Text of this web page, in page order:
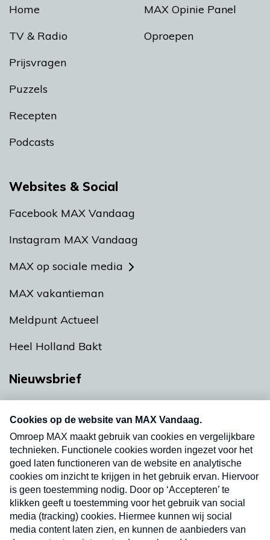
Home
TV & Radio
Prijsvragen
Puzzels
Recepten
Podcasts
MAX Opinie Panel
Oproepen
Websites & Social
Facebook MAX Vandaag
Instagram MAX Vandaag
MAX op sociale media
MAX vakantieman
Meldpunt Actueel
Heel Holland Bakt
Nieuwsbrief
nieuwsbrief. Elke vrijdag- en dinsdagochtend in
uw mailbox.
Verzend